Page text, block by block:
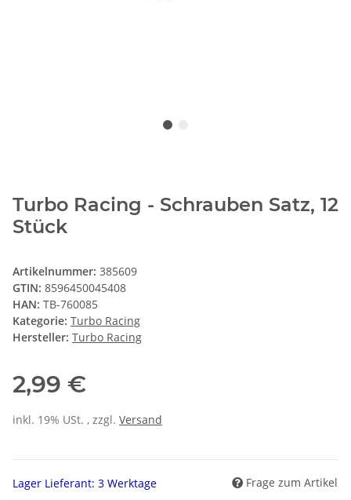
Turbo Racing - Schrauben Satz, 12
Stück
Artikelnummer: 385609
GTIN: 8596450045408
HAN: TB-760085
Kategorie: Turbo Racing
Hersteller: Turbo Racing
2,99 €
inkl. 19% USt. , zzgl. Versand
Lager Lieferant: 3 Werktage Frage zum Artikel